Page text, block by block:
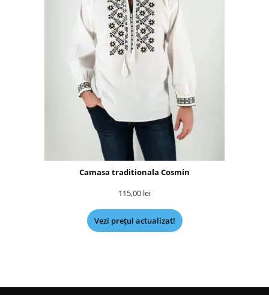
Camasa traditionala Cosmin
115,00 lei
Vezi prețul actualizat!